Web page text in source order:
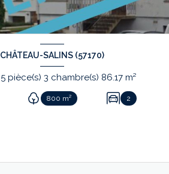
CHÂTEAU-SALINS (57170)
Maison 5 pièce(s) 3 chambre(s) 86.17 m²
800 m² 2